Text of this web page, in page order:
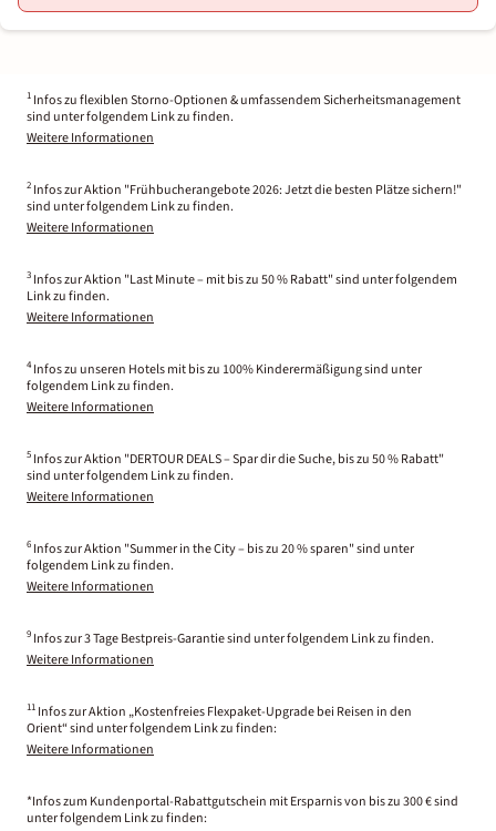
1 Infos zu flexiblen Storno-Optionen & umfassendem Sicherheitsmanagement
sind unter folgendem Link zu finden.
Weitere Informationen
2 Infos zur Aktion "Frühbucherangebote 2026: Jetzt die besten Plätze sichern!"
sind unter folgendem Link zu finden.
Weitere Informationen
3 Infos zur Aktion "Last Minute – mit bis zu 50 % Rabatt" sind unter folgendem
Link zu finden.
Weitere Informationen
4 Infos zu unseren Hotels mit bis zu 100% Kinderermäßigung sind unter
folgendem Link zu finden.
Weitere Informationen
5 Infos zur Aktion "DERTOUR DEALS – Spar dir die Suche, bis zu 50 % Rabatt"
sind unter folgendem Link zu finden.
Weitere Informationen
6 Infos zur Aktion "Summer in the City – bis zu 20 % sparen" sind unter
folgendem Link zu finden.
Weitere Informationen
9 Infos zur 3 Tage Bestpreis-Garantie sind unter folgendem Link zu finden.
Weitere Informationen
11 Infos zur Aktion „Kostenfreies Flexpaket-Upgrade bei Reisen in den
Orient“ sind unter folgendem Link zu finden:
Weitere Informationen
*Infos zum Kundenportal-Rabattgutschein mit Ersparnis von bis zu 300 € sind
unter folgendem Link zu finden: